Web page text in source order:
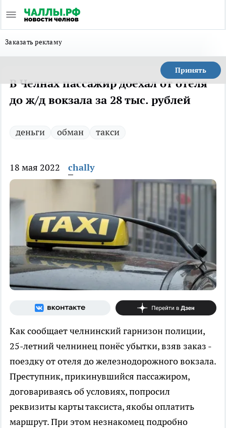
Заказать рекламу
Принять
В Челнах пассажир доехал от отеля
до ж/д вокзала за 28 тыс. рублей
деньги обман такси
18 мая 2022 chally
Как сообщает челнинский гарнизон полиции,
25-летний челнинец понёс убытки, взяв заказ -
поездку от отеля до железнодорожного вокзала.
Преступник, прикинувшийся пассажиром,
договариваясь об условиях, попросил
реквизиты карты таксиста, якобы оплатить
маршрут. При этом незнакомец подробно